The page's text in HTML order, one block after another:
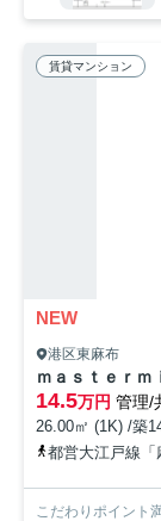
賃貸マンション
NEW
港区東麻布
ｍａｓｔｅｒ
14.5万円 管理/
26.00㎡ (1K) /築
都営大江戸線
こだわりポイント